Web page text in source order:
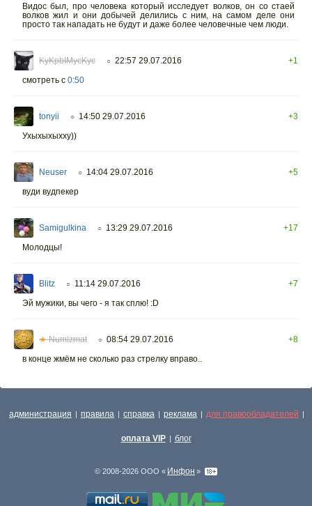
Видос был, про человека который исследует волков, он со стаей
волков жил и они добычей делились с ним, на самом деле они
просто так нападать не будут и даже более человечные чем люди.
KyKpbIMycKyc ○ 22:57 29.07.2016
+1
смотреть с 0:50
tonyii ○ 14:50 29.07.2016
+3
Ухыхыхыхху))
Neuser ○ 14:04 29.07.2016
+5
вуди вудпекер
Samigulkina ○ 13:29 29.07.2016
+17
Молодцы!
Blitz ○ 11:14 29.07.2016
+7
Эй мужики, вы чего - я так сплю! :D
★Numizmat ○ 08:54 29.07.2016
+8
в конце жмём не сколько раз стрелку вправо..
администрация | правила | справка | реклама | для правообладателей |
оплата VIP | блог
© 2008-2026 ООО « Инфон »